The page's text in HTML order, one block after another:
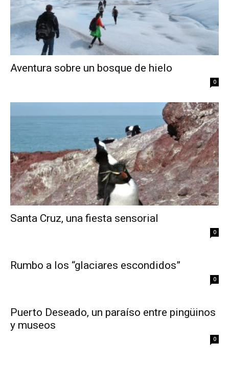
Aventura sobre un bosque de hielo
0
Santa Cruz, una fiesta sensorial
0
Rumbo a los “glaciares escondidos”
0
Puerto Deseado, un paraíso entre pingüinos
y museos
0